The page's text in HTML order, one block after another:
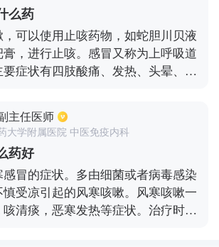
、牛蒡子、杏仁、桔梗、贝母、琵琶
、疏风止咳的药物进行对症处理。
知母、玄参、天花粉等中药进行对
以多吃麦冬地黄茶、银耳百合粥、
雪梨膏，来帮助止咳润肺治疗。风
通风、凉爽，避免过度闷热的环
、辛辣的食物。
么药
可以使用止咳药物，如蛇胆川贝液
，进行止咳。感冒又称为上呼吸道
症状有四肢酸痛、发热、头晕、头
病菌导致，然后根据病菌种类选择对
疗。感冒大部分是由于病毒引起，
或利巴韦林药物进行治疗，同时可以
感冒的不适症状。
主任医师
大学附属医院 中医免疫内科
药好
感冒的症状。多由细菌或者病毒感染
受凉引起的风寒咳嗽。风寒咳嗽一
清痰，恶寒发热等症状。治疗时首